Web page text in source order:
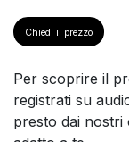
Chiedi il prezzo
Per scoprire il
registrati su
presto dai